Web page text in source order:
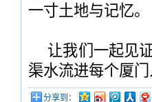
一寸土地与记忆。
让我们一起见
渠水流进每个厦门
分享到：